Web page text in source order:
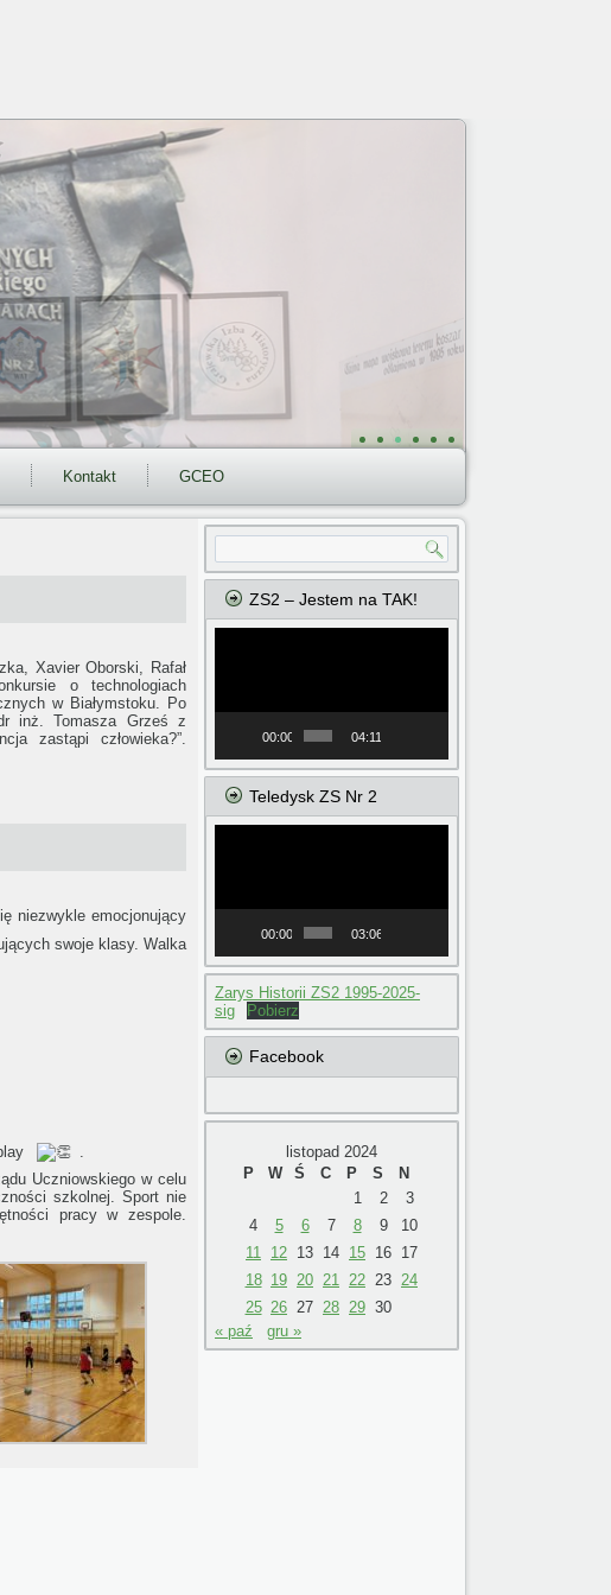
Kontakt GCEO
Xavier Oborski, Rafał
o technologiach
w Białymstoku. Po
inż. Tomasza Grześ z
zastąpi człowieka?”.
niezwykle emocjonujący
swoje klasy. Walka
.
Uczniowskiego w celu
szkolnej. Sport nie
pracy w zespole.
ZS2 – Jestem na TAK!
00:00 04:11
Teledysk ZS Nr 2
00:00 03:06
Zarys Historii ZS2 1995-2025-
sig
Pobierz
Facebook
listopad 2024
P
W Ś C P S
N
1
2
3
4
5 6 7 8 9
10
11
12 13 14 15 16 17
18 19 20 21 22 23 24
25 26 27 28 29 30
« paź
gru »